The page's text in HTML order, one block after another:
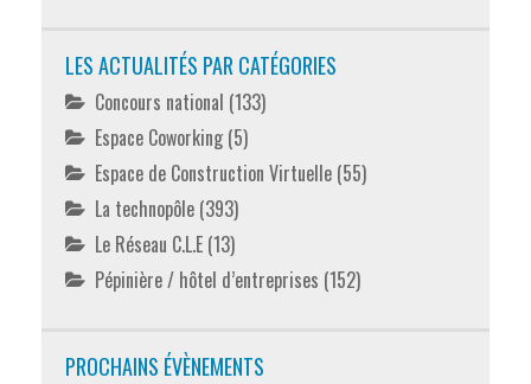
LES ACTUALITÉS PAR CATÉGORIES
Concours national (133)
Espace Coworking (5)
Espace de Construction Virtuelle (55)
La technopôle (393)
Le Réseau C.L.E (13)
Pépinière / hôtel d’entreprises (152)
PROCHAINS ÉVÈNEMENTS